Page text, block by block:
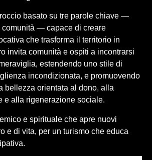
basato su tre parole chiave —
comunità — capace di creare
che trasforma il territorio in
invita comunità e ospiti a incontrarsi
estendendo uno stile di
incondizionata, e promuovendo
bellezza orientata al dono, alla
e alla rigenerazione sociale.
e spirituale che apre nuovi
e di vita, per un turismo che educa